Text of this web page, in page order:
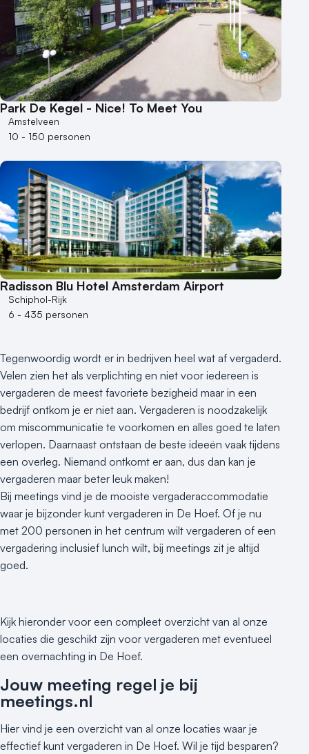
Park De Kegel - Nice! To Meet You
Amstelveen
10 - 150 personen
Radisson Blu Hotel Amsterdam Airport
Schiphol-Rijk
6 - 435 personen
Tegenwoordig wordt er in bedrijven heel wat af vergaderd.
Velen zien het als verplichting en niet voor iedereen is
vergaderen de meest favoriete bezigheid maar in een
bedrijf ontkom je er niet aan. Vergaderen is noodzakelijk
om miscommunicatie te voorkomen en alles goed te laten
verlopen. Daarnaast ontstaan de beste ideeën vaak tijdens
een overleg. Niemand ontkomt er aan, dus dan kan je
vergaderen maar beter leuk maken!
Bij meetings vind je de mooiste vergaderaccommodatie
waar je bijzonder kunt vergaderen in De Hoef. Of je nu
met 200 personen in het centrum wilt vergaderen of een
vergadering inclusief lunch wilt, bij meetings zit je altijd
goed.
Kijk hieronder voor een compleet overzicht van al onze
locaties die geschikt zijn voor vergaderen met eventueel
een overnachting in De Hoef.
Jouw meeting regel je bij
meetings.nl
Hier vind je een overzicht van al onze locaties waar je
effectief kunt vergaderen in De Hoef. Wil je tijd besparen?